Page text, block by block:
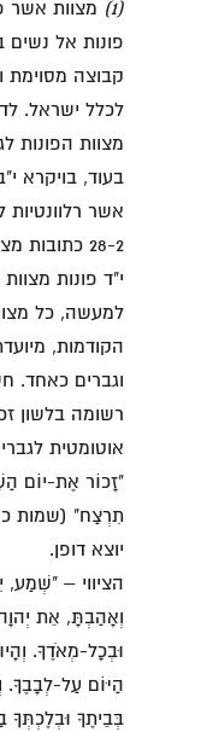
(1)
מצוות אשר
פונות אל נשים
קבוצה מסוימת
לכלל ישראל.
אשר
28-2
י"ד פונות
למעשה, כל
הקודמות,
וגברים כאחד.
רשומה בלשון
אוטומטית
יוצא דופן.
הציווי – "שְׁמַע,
וְאָהַבְתָּ, אֵת
וּבְכָל-מְאֹדֶךָ.
הַיּוֹם עַל-
בְּבֵיתֶךָ וּבְלֶכְתְּךָ